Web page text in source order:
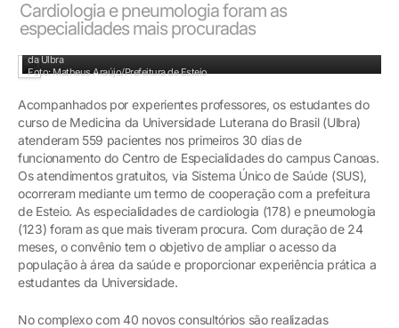
Cardiologia e pneumologia foram as
especialidades mais procuradas
da Ulbra
Foto: Matheus Araújo/Prefeitura de Esteio
Acompanhados por experientes professores, os estudantes do
curso de Medicina da Universidade Luterana do Brasil (Ulbra)
atenderam 559 pacientes nos primeiros 30 dias de
funcionamento do Centro de Especialidades do campus Canoas.
Os atendimentos gratuitos, via Sistema Único de Saúde (SUS),
ocorreram mediante um termo de cooperação com a prefeitura
de Esteio. As especialidades de cardiologia (178) e pneumologia
(123) foram as que mais tiveram procura. Com duração de 24
meses, o convênio tem o objetivo de ampliar o acesso da
população à área da saúde e proporcionar experiência prática a
estudantes da Universidade.
No complexo com 40 novos consultórios são realizadas